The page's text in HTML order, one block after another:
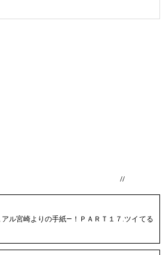
//
アル宮崎よりの手紙―！ＰＡＲＴ１７.ツイてる